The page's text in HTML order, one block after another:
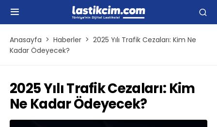
Anasayfa Haberler
2025 Yılı Trafik Cezaları: Kim Ne
Kadar Ödeyecek?
2025 Yılı Trafik Cezaları: Kim
Ne Kadar Ödeyecek?